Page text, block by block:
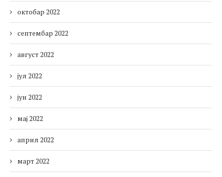
октобар 2022
септембар 2022
август 2022
јул 2022
јун 2022
мај 2022
април 2022
март 2022